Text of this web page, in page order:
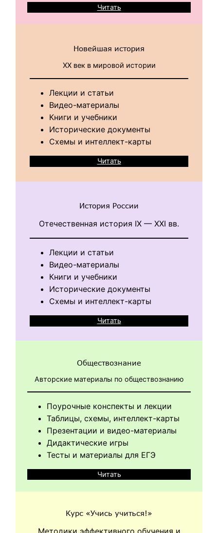
Читать
Новейшая история
XX век в мировой истории
Лекции и статьи
Видео-материалы
Книги и учебники
Исторические документы
Схемы и интеллект-карты
Читать
История России
Отечественная история IX — XXI вв.
Лекции и статьи
Видео-материалы
Книги и учебники
Исторические документы
Схемы и интеллект-карты
Читать
Обществознание
Авторские материалы по обществознанию
Поурочные конспекты и лекции
Таблицы, схемы, интеллект-карты
Презентации и видео-материалы
Дидактические игры
Тесты и материалы для ЕГЭ
Читать
Курс «Учись учиться!»